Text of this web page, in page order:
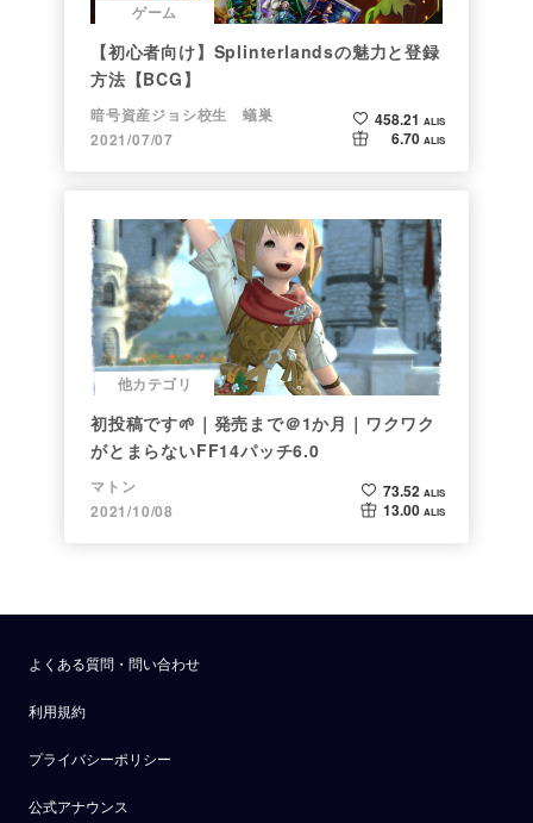
ゲーム
【初心者向け】Splinterlandsの魅力と登録
方法【BCG】
暗号資産ジョシ校生 蟻巣
2021/07/07
458.21 ALIS
6.70 ALIS
他カテゴリ
初投稿です🌱｜発売まで＠1か月｜ワクワク
がとまらないFF14パッチ6.0
マトン
2021/10/08
73.52 ALIS
13.00 ALIS
よくある質問・問い合わせ
利用規約
プライバシーポリシー
公式アナウンス